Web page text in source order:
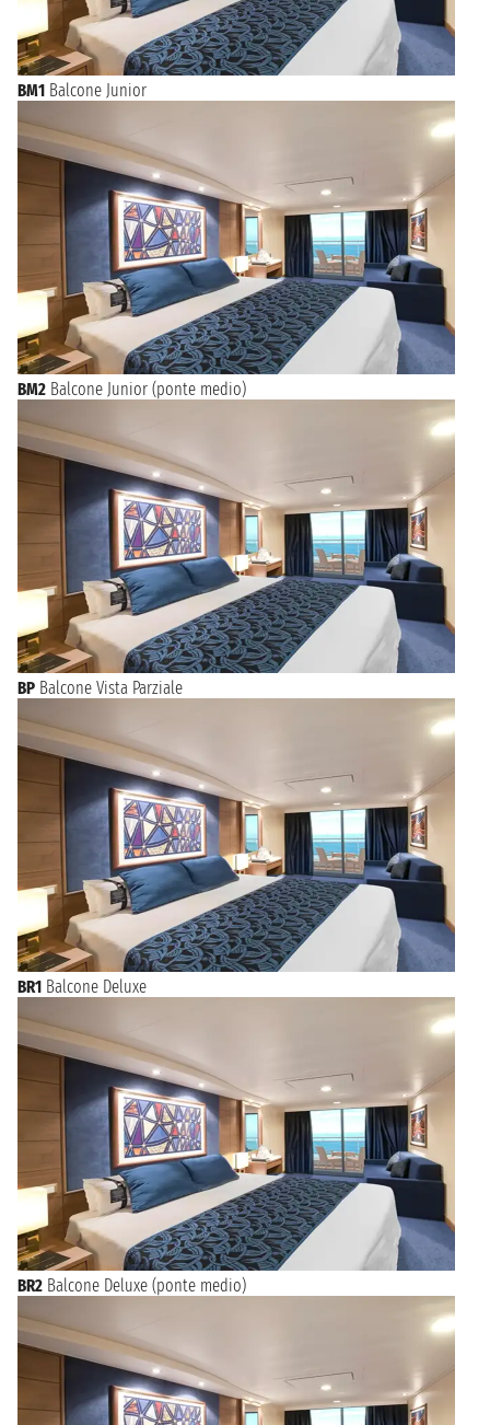
BM1 Balcone Junior
BM2 Balcone Junior (ponte medio)
BP Balcone Vista Parziale
BR1 Balcone Deluxe
BR2 Balcone Deluxe (ponte medio)